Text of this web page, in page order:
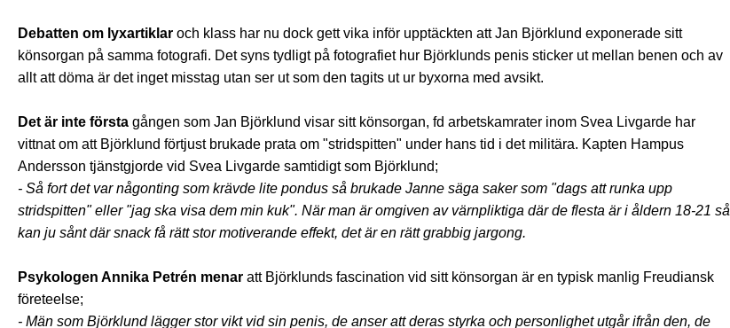
Debatten om lyxartiklar och klass har nu dock gett vika inför upptäckten att Jan Björklund exponerade sitt
könsorgan på samma fotografi. Det syns tydligt på fotografiet hur Björklunds penis sticker ut mellan benen och av
allt att döma är det inget misstag utan ser ut som den tagits ut ur byxorna med avsikt.
Det är inte första gången som Jan Björklund visar sitt könsorgan, fd arbetskamrater inom Svea Livgarde har
vittnat om att Björklund förtjust brukade prata om "stridspitten" under hans tid i det militära. Kapten Hampus
Andersson tjänstgjorde vid Svea Livgarde samtidigt som Björklund;
- Så fort det var någonting som krävde lite pondus så brukade Janne säga saker som "dags att runka upp
stridspitten" eller "jag ska visa dem min kuk". När man är omgiven av värnpliktiga där de flesta är i åldern 18-21 så
kan ju sånt där snack få rätt stor motiverande effekt, det är en rätt grabbig jargong.
Psykologen Annika Petrén menar att Björklunds fascination vid sitt könsorgan är en typisk manlig Freudiansk
företeelse;
- Män som Björklund lägger stor vikt vid sin penis, de anser att deras styrka och personlighet utgår ifrån den, de